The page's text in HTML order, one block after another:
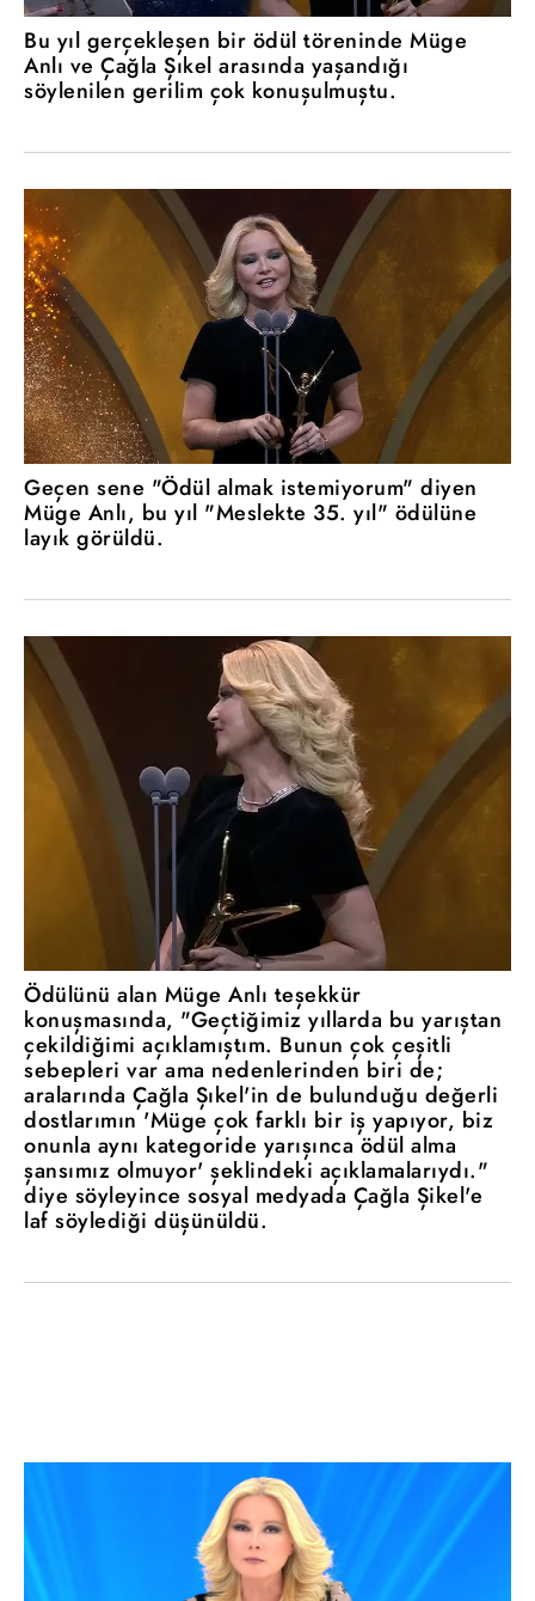
Bu yıl gerçekleşen bir ödül töreninde Müge
Anlı ve Çağla Şıkel arasında yaşandığı
söylenilen gerilim çok konuşulmuştu.
Geçen sene "Ödül almak istemiyorum" diyen
Müge Anlı, bu yıl "Meslekte 35. yıl" ödülüne
layık görüldü.
Ödülünü alan Müge Anlı teşekkür
konuşmasında, "Geçtiğimiz yıllarda bu yarıştan
çekildiğimi açıklamıştım. Bunun çok çeşitli
sebepleri var ama nedenlerinden biri de;
aralarında Çağla Şıkel'in de bulunduğu değerli
dostlarımın 'Müge çok farklı bir iş yapıyor, biz
onunla aynı kategoride yarışınca ödül alma
şansımız olmuyor' şeklindeki açıklamalarıydı."
diye söyleyince sosyal medyada Çağla Şikel'e
laf söylediği düşünüldü.